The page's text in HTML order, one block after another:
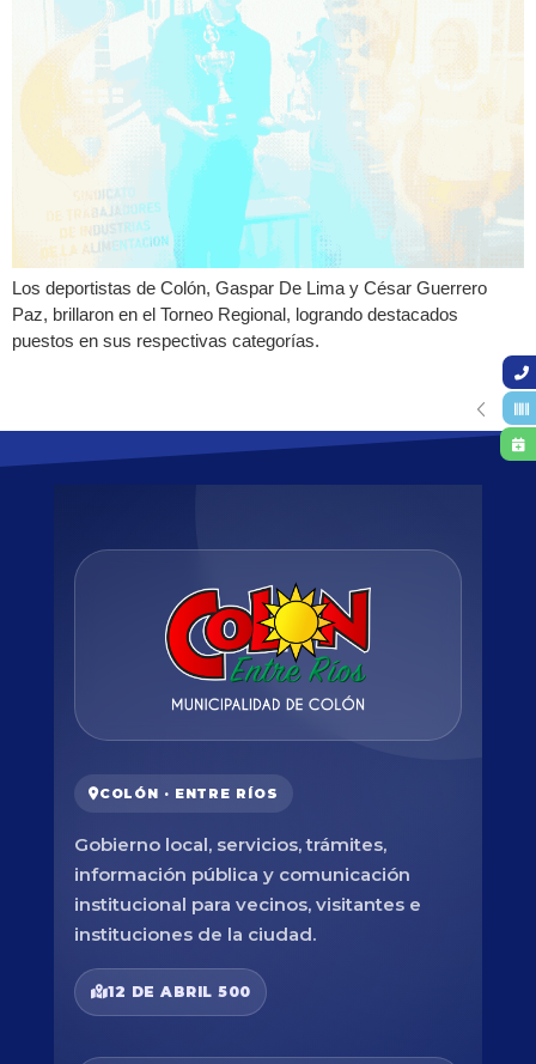
Los deportistas de Colón, Gaspar De Lima y César Guerrero
Paz, brillaron en el Torneo Regional, logrando destacados
puestos en sus respectivas categorías.
COLÓN · ENTRE RÍOS
Gobierno local, servicios, trámites,
información pública y comunicación
institucional para vecinos, visitantes e
instituciones de la ciudad.
12 DE ABRIL 500